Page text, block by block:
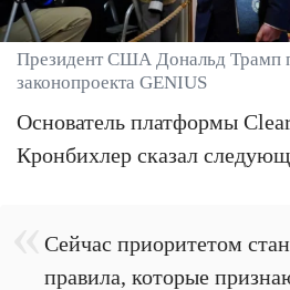
Президент США Дональд Трамп
законопроекта GENIUS
Основатель платформы
Кронбихлер сказал
Сейчас приоритетом
правила, которые